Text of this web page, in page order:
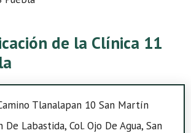
de la Clínica 11
Tlanalapan 10 San Martín
De Labastida, Col. Ojo De Agua, San